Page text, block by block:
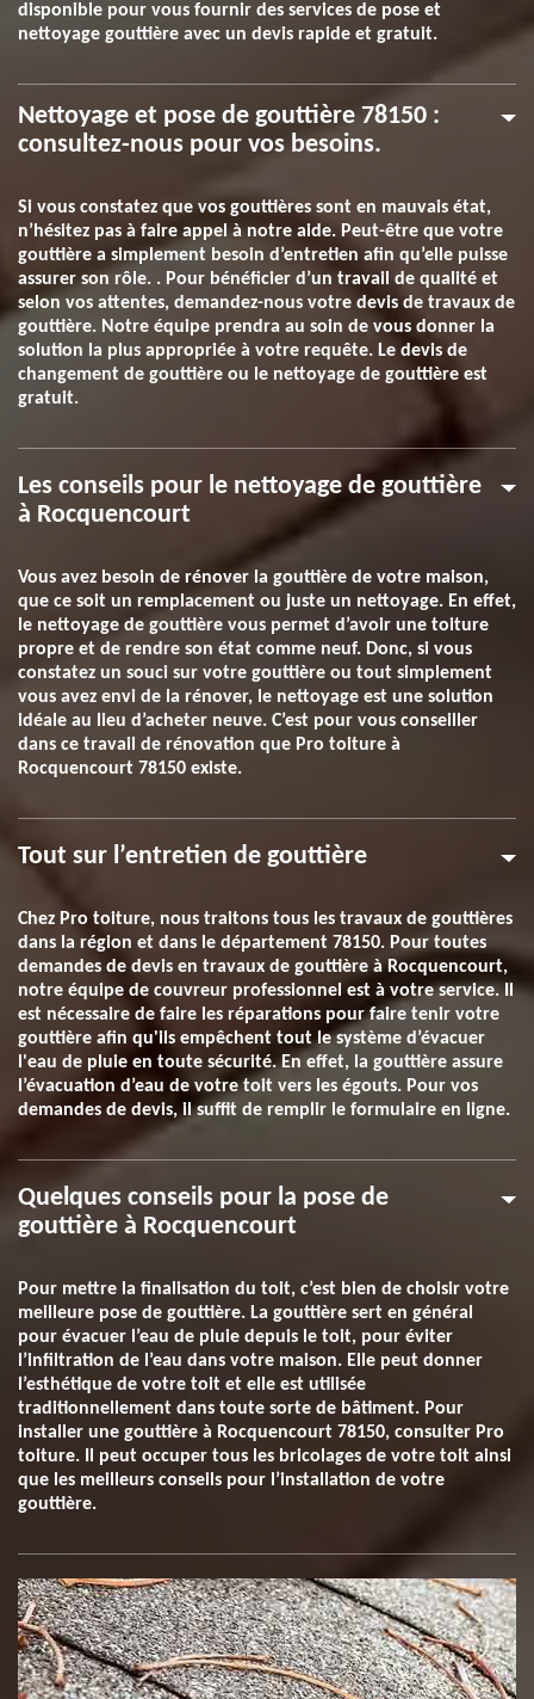
disponible pour vous fournir des services de pose et
nettoyage gouttière avec un devis rapide et gratuit.
Nettoyage et pose de gouttière 78150 :
consultez-nous pour vos besoins.
Si vous constatez que vos gouttières sont en mauvais état,
n’hésitez pas à faire appel à notre aide. Peut-être que votre
gouttière a simplement besoin d’entretien afin qu’elle puisse
assurer son rôle. . Pour bénéficier d’un travail de qualité et
selon vos attentes, demandez-nous votre devis de travaux de
gouttière. Notre équipe prendra au soin de vous donner la
solution la plus appropriée à votre requête. Le devis de
changement de gouttière ou le nettoyage de gouttière est
gratuit.
Les conseils pour le nettoyage de gouttière
à Rocquencourt
Vous avez besoin de rénover la gouttière de votre maison,
que ce soit un remplacement ou juste un nettoyage. En effet,
le nettoyage de gouttière vous permet d’avoir une toiture
propre et de rendre son état comme neuf. Donc, si vous
constatez un souci sur votre gouttière ou tout simplement
vous avez envi de la rénover, le nettoyage est une solution
idéale au lieu d’acheter neuve. C’est pour vous conseiller
dans ce travail de rénovation que Pro toiture à
Rocquencourt 78150 existe.
Tout sur l’entretien de gouttière
Chez Pro toiture, nous traitons tous les travaux de gouttières
dans la région et dans le département 78150. Pour toutes
demandes de devis en travaux de gouttière à Rocquencourt,
notre équipe de couvreur professionnel est à votre service. Il
est nécessaire de faire les réparations pour faire tenir votre
gouttière afin qu'ils empêchent tout le système d’évacuer
l'eau de pluie en toute sécurité. En effet, la gouttière assure
l’évacuation d’eau de votre toit vers les égouts. Pour vos
demandes de devis, il suffit de remplir le formulaire en ligne.
Quelques conseils pour la pose de
gouttière à Rocquencourt
Pour mettre la finalisation du toit, c’est bien de choisir votre
meilleure pose de gouttière. La gouttière sert en général
pour évacuer l’eau de pluie depuis le toit, pour éviter
l’infiltration de l’eau dans votre maison. Elle peut donner
l’esthétique de votre toit et elle est utilisée
traditionnellement dans toute sorte de bâtiment. Pour
installer une gouttière à Rocquencourt 78150, consulter Pro
toiture. Il peut occuper tous les bricolages de votre toit ainsi
que les meilleurs conseils pour l’installation de votre
gouttière.